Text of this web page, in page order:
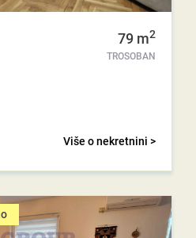
79 m2
TROSOBAN
Više o nekretnini >